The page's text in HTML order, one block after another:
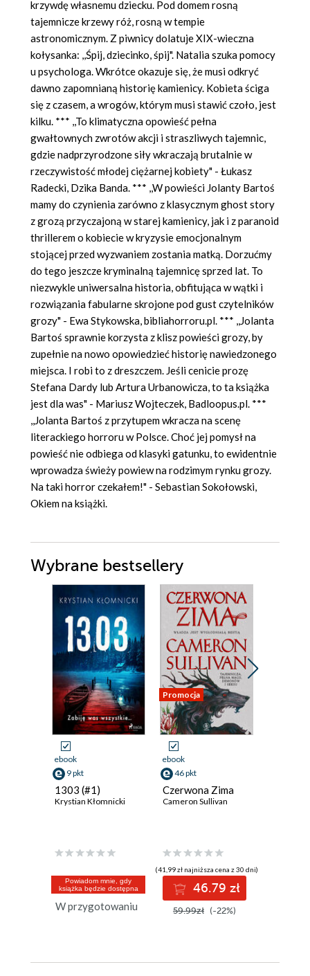
krzywdę własnemu dziecku. Pod domem rosną
tajemnicze krzewy róż, rosną w tempie
astronomicznym. Z piwnicy dolatuje XIX-wieczna
kołysanka: ,,Śpij, dziecinko, śpij". Natalia szuka pomocy
u psychologa. Wkrótce okazuje się, że musi odkryć
dawno zapomnianą historię kamienicy. Kobieta ściga
się z czasem, a wrogów, którym musi stawić czoło, jest
kilku. *** ,,To klimatyczna opowieść pełna
gwałtownych zwrotów akcji i straszliwych tajemnic,
gdzie nadprzyrodzone siły wkraczają brutalnie w
rzeczywistość młodej ciężarnej kobiety" - Łukasz
Radecki, Dzika Banda. *** ,,W powieści Jolanty Bartoś
mamy do czynienia zarówno z klasycznym ghost story
z grozą przyczajoną w starej kamienicy, jak i z paranoid
thrillerem o kobiecie w kryzysie emocjonalnym
stojącej przed wyzwaniem zostania matką. Dorzućmy
do tego jeszcze kryminalną tajemnicę sprzed lat. To
niezwykle uniwersalna historia, obfitująca w wątki i
rozwiązania fabularne skrojone pod gust czytelników
grozy" - Ewa Stykowska, bibliahorroru.pl. *** ,,Jolanta
Bartoś sprawnie korzysta z klisz powieści grozy, by
zupełnie na nowo opowiedzieć historię nawiedzonego
miejsca. I robi to z dreszczem. Jeśli cenicie prozę
Stefana Dardy lub Artura Urbanowicza, to ta książka
jest dla was" - Mariusz Wojteczek, Badloopus.pl. ***
,,Jolanta Bartoś z przytupem wkracza na scenę
literackiego horroru w Polsce. Choć jej pomysł na
powieść nie odbiega od klasyki gatunku, to ewidentnie
wprowadza świeży powiew na rodzimym rynku grozy.
Na taki horror czekałem!" - Sebastian Sokołowski,
Okiem na książki.
Wybrane bestsellery
ebook
9 pkt
1303 (#1)
Krystian Kłomnicki
Powiadom mnie, gdy
książka będzie dostępna
W przygotowaniu
Promocja
ebook
46 pkt
Czerwona Zima
Cameron Sullivan
(41,99 zł najniższa cena z 30 dni)
46.79 zł
59.99zł (-22%)